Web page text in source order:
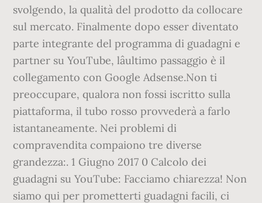
svolgendo, la qualità del prodotto da collocare
sul mercato. Finalmente dopo esser diventato
parte integrante del programma di guadagni e
partner su YouTube, lâultimo passaggio è il
collegamento con Google Adsense.Non ti
preoccupare, qualora non fossi iscritto sulla
piattaforma, il tubo rosso provvederà a farlo
istantaneamente. Nei problemi di
compravendita compaiono tre diverse
grandezza:. 1 Giugno 2017 0 Calcolo dei
guadagni su YouTube: Facciamo chiarezza! Non
siamo qui per prometterti guadagni facili, ci